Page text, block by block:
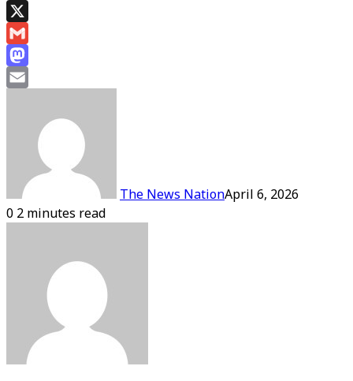
WhatsApp
X
Gmail
Mastodon
The News NationApril 6, 2026
0 2 minutes read